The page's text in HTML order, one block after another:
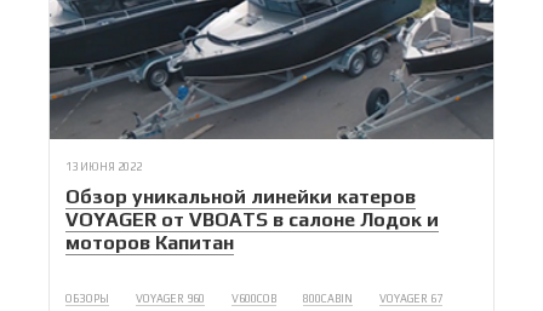
13 ИЮНЯ 2022
Обзор уникальной линейки катеров
VOYAGER от VBOATS в салоне Лодок и
моторов Капитан
ОБЗОРЫ VOYAGER 960 V600COB 800CABIN VOYAGER 67